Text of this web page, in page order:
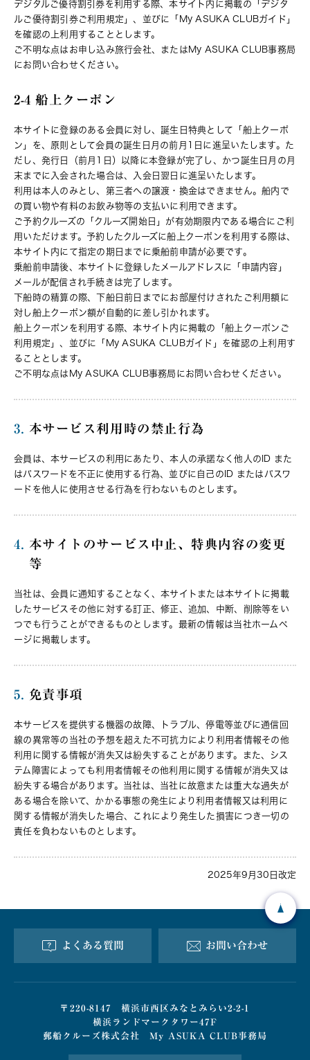
デジタルご優待割引券を利用する際、本サイト内に掲載の「デジタ
ルご優待割引券ご利用規定」、並びに「My ASUKA CLUBガイド」
を確認の上利用することとします。
ご不明な点はお申し込み旅行会社、またはMy ASUKA CLUB事務局
にお問い合わせください。
2-4 船上クーポン
本サイトに登録のある会員に対し、誕生日特典として「船上クーポ
ン」を、原則として会員の誕生日月の前月1日に進呈いたします。た
だし、発行日（前月1日）以降に本登録が完了し、かつ誕生日月の月
末までに入会された場合は、入会日翌日に進呈いたします。
利用は本人のみとし、第三者への譲渡・換金はできません。船内で
の買い物や有料のお飲み物等の支払いに利用できます。
ご予約クルーズの「クルーズ開始日」が有効期限内である場合にご利
用いただけます。予約したクルーズに船上クーポンを利用する際は、
本サイト内にて指定の期日までに乗船前申請が必要です。
乗船前申請後、本サイトに登録したメールアドレスに「申請内容」
メールが配信され手続きは完了します。
下船時の精算の際、下船日前日までにお部屋付けされたご利用額に
対し船上クーポン額が自動的に差し引かれます。
船上クーポンを利用する際、本サイト内に掲載の「船上クーポンご
利用規定」、並びに「My ASUKA CLUBガイド」を確認の上利用す
ることとします。
ご不明な点はMy ASUKA CLUB事務局にお問い合わせください。
3. 本サービス利用時の禁止行為
会員は、本サービスの利用にあたり、本人の承諾なく他人のID また
はパスワードを不正に使用する行為、並びに自己のID またはパスワ
ードを他人に使用させる行為を行わないものとします。
4. 本サイトのサービス中止、特典内容の変更
等
当社は、会員に通知することなく、本サイトまたは本サイトに掲載
したサービスその他に対する訂正、修正、追加、中断、削除等をい
つでも行うことができるものとします。最新の情報は当社ホームペ
ージに掲載します。
5. 免責事項
本サービスを提供する機器の故障、トラブル、停電等並びに通信回
線の異常等の当社の予想を超えた不可抗力により利用者情報その他
利用に関する情報が消失又は紛失することがあります。また、シス
テム障害によっても利用者情報その他利用に関する情報が消失又は
紛失する場合があります。当社は、当社に故意または重大な過失が
ある場合を除いて、かかる事態の発生により利用者情報又は利用に
関する情報が消失した場合、これにより発生した損害につき一切の
責任を負わないものとします。
2025年9月30日改定
よくある質問 お問い合わせ
〒220-8147 横浜市西区みなとみらい2-2-1
横浜ランドマークタワー47F
郵船クルーズ株式会社 My ASUKA CLUB事務局